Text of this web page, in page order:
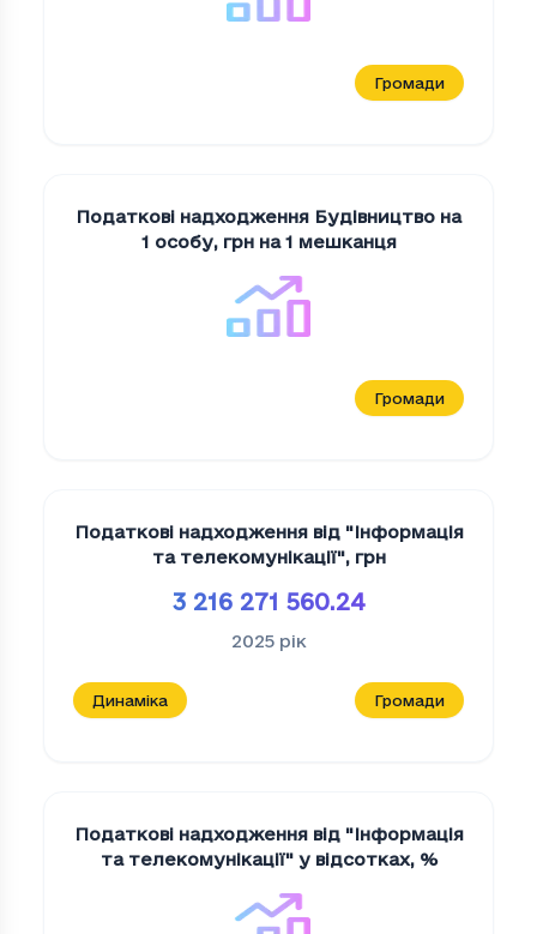
Громади
Податкові надходження Будiвництво на
1 особу, грн на 1 мешканця
Громади
Податкові надходження від "Iнформацiя
та телекомунiкацiї", грн
3 216 271 560.24
2025 рік
Динаміка Громади
Податкові надходження від "Iнформацiя
та телекомунiкацiї" у відсотках, %